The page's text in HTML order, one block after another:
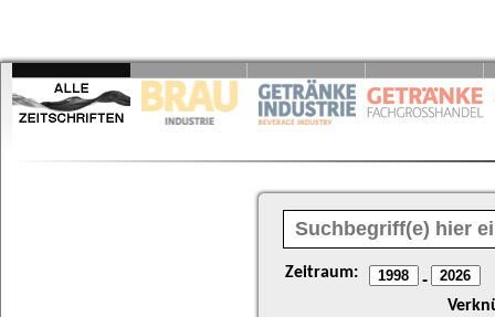
Zeitraum: -